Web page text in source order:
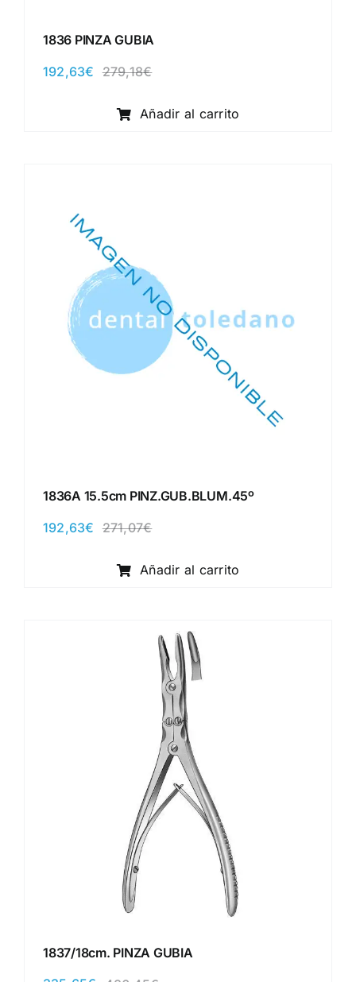
1836 PINZA GUBIA
279,18€El
original
era:
192,63€
El
actual
es:
Añadir al carrito
1836A 15.5cm PINZ.GUB.BLUM.45º
271,07€El
original
era:
192,63€
El
actual
es:
Añadir al carrito
1837/18cm. PINZA GUBIA